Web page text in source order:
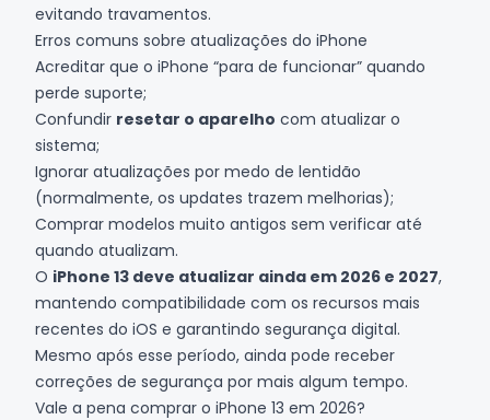
evitando travamentos.
Erros comuns sobre atualizações do iPhone
Acreditar que o iPhone “para de funcionar” quando
perde suporte;
Confundir resetar o aparelho com atualizar o
sistema;
Ignorar atualizações por medo de lentidão
(normalmente, os updates trazem melhorias);
Comprar modelos muito antigos sem verificar até
quando atualizam.
O iPhone 13 deve atualizar ainda em 2026 e 2027,
mantendo compatibilidade com os recursos mais
recentes do iOS e garantindo segurança digital.
Mesmo após esse período, ainda pode receber
correções de segurança por mais algum tempo.
Vale a pena comprar o iPhone 13 em 2026?